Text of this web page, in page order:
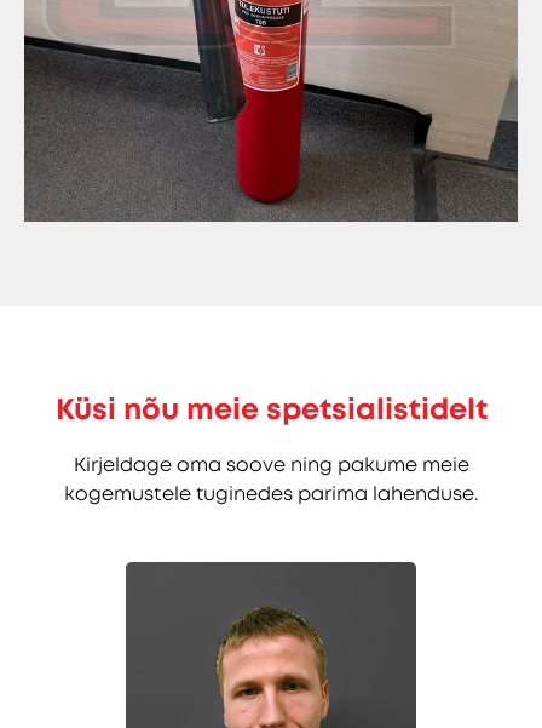
Küsi nõu meie spetsialistidelt
Kirjeldage oma soove ning pakume meie
kogemustele tuginedes parima lahenduse.